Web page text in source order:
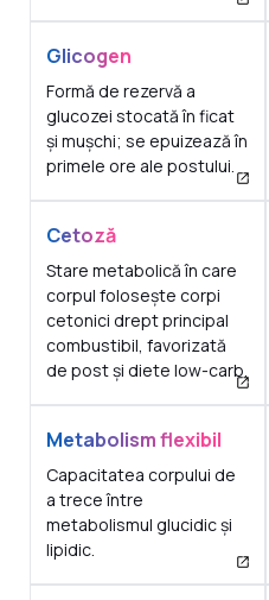
Glicogen
Formă de rezervă a
glucozei stocată în ficat
și mușchi; se epuizează în
primele ore ale postului.
Cetoză
Stare metabolică în care
corpul folosește corpi
cetonici drept principal
combustibil, favorizată
de post și diete low-carb.
Metabolism flexibil
Capacitatea corpului de
a trece între
metabolismul glucidic și
lipidic.